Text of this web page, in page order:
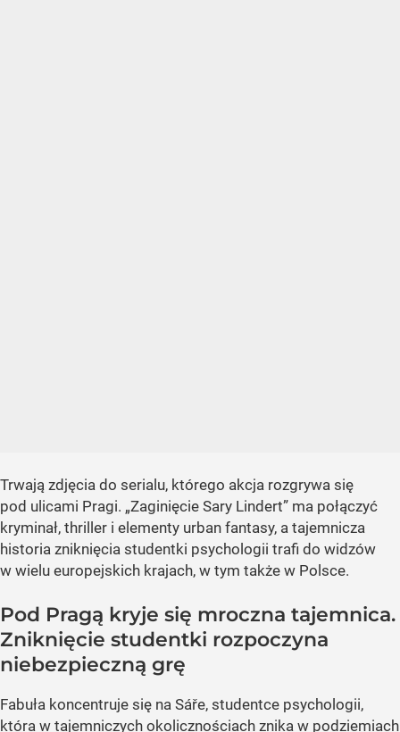
Trwają zdjęcia do serialu, którego akcja rozgrywa się
pod ulicami Pragi. „Zaginięcie Sary Lindert” ma połączyć
kryminał, thriller i elementy urban fantasy, a tajemnicza
historia zniknięcia studentki psychologii trafi do widzów
w wielu europejskich krajach, w tym także w Polsce.
Pod Pragą kryje się mroczna tajemnica.
Zniknięcie studentki rozpoczyna
niebezpieczną grę
Fabuła koncentruje się na Sáře, studentce psychologii,
która w tajemniczych okolicznościach znika w podziemiach